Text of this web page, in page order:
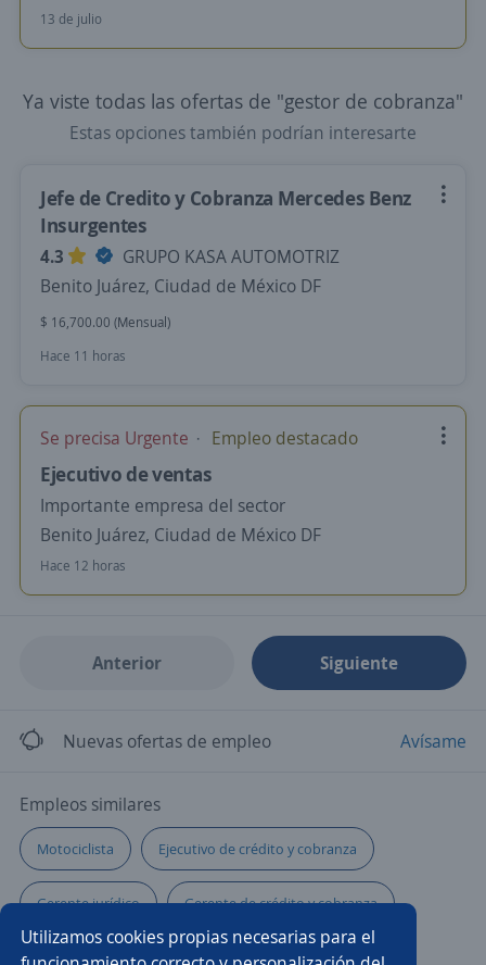
Utilizamos cookies propias necesarias para el
13 de julio
Ya viste todas las ofertas de "gestor de cobranza"
Estas opciones también podrían interesarte
Jefe de Credito y Cobranza Mercedes Benz
Insurgentes
4.3
GRUPO KASA AUTOMOTRIZ
Benito Juárez, Ciudad de México DF
$ 16,700.00 (Mensual)
Hace 11 horas
Se precisa Urgente Empleo destacado
Ejecutivo de ventas
Importante empresa del sector
Benito Juárez, Ciudad de México DF
Hace 12 horas
Anterior Siguiente
Nuevas ofertas de empleo Avísame
Empleos similares
Motociclista Ejecutivo de crédito y cobranza
Gerente jurídico Gerente de crédito y cobranza
Abogado/a de cobranza Supervisor cobranza